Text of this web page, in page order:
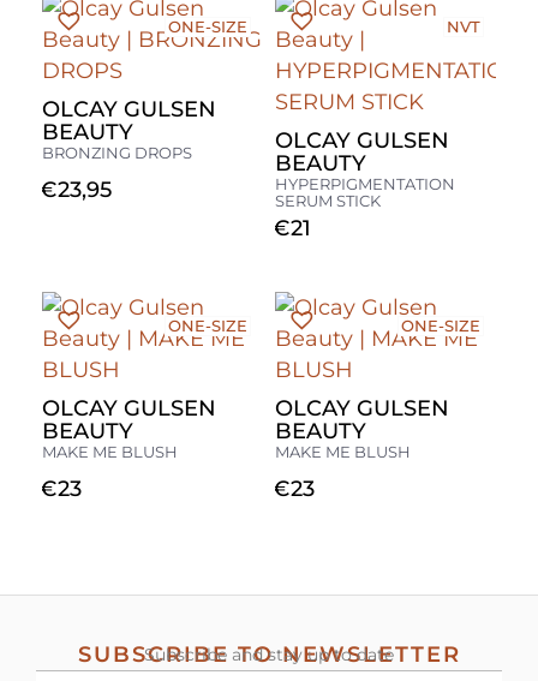
OLCAY GULSEN
BEAUTY
BRONZING DROPS
€23,95
ONE-SIZE
OLCAY GULSEN
BEAUTY
HYPERPIGMENTATION
SERUM STICK
€21
NVT
OLCAY GULSEN
BEAUTY
MAKE ME BLUSH
€23
ONE-SIZE
OLCAY GULSEN
BEAUTY
MAKE ME BLUSH
€23
ONE-SIZE
SUBSCRIBE TO NEWSLETTER
Subscribe and stay up to date